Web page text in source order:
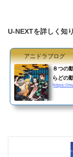
U-NEXTを詳しく知
アニドラブログ
８つの
らどの
https://